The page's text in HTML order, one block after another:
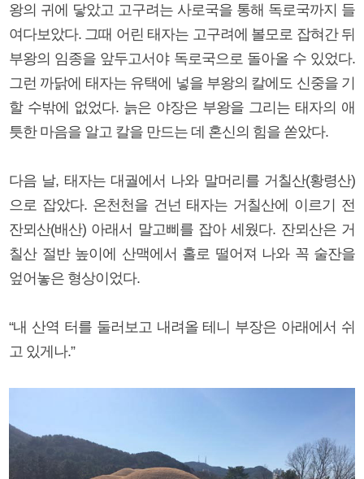
왕의 귀에 닿았고 고구려는 사로국을 통해 독로국까지 들
여다보았다. 그때 어린 태자는 고구려에 볼모로 잡혀간 뒤
부왕의 임종을 앞두고서야 독로국으로 돌아올 수 있었다.
그런 까닭에 태자는 유택에 넣을 부왕의 칼에도 신중을 기
할 수밖에 없었다. 늙은 야장은 부왕을 그리는 태자의 애
틋한 마음을 알고 칼을 만드는 데 혼신의 힘을 쏟았다.
다음 날, 태자는 대궐에서 나와 말머리를 거칠산(황령산)
으로 잡았다. 온천천을 건넌 태자는 거칠산에 이르기 전
잔뫼산(배산) 아래서 말고삐를 잡아 세웠다. 잔뫼산은 거
칠산 절반 높이에 산맥에서 홀로 떨어져 나와 꼭 술잔을
엎어놓은 형상이었다.
“내 산역 터를 둘러보고 내려올 테니 부장은 아래에서 쉬
고 있게나.”